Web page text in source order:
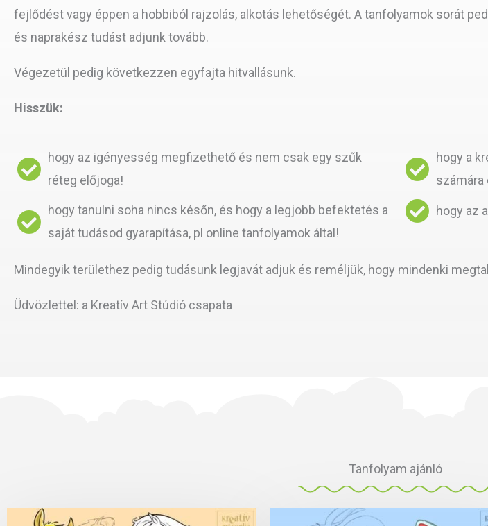
fejlődést vagy éppen a hobbiból rajzolás, alkotás lehetőségét. A tanfolyamok sorát
és naprakész tudást adjunk tovább.
Végezetül pedig következzen egyfajta hitvallásunk.
Hisszük:
hogy az igényesség megfizethető és nem csak egy szűk
réteg előjoga!
hogy tanulni soha nincs későn, és hogy a legjobb befektetés a
saját tudásod gyarapítása, pl online tanfolyamok által!
hogy a
számára
hogy az
Mindegyik területhez pedig tudásunk legjavát adjuk és reméljük, hogy mindenki
Üdvözlettel: a Kreatív Art Stúdió csapata
Tanfolyam ajánló